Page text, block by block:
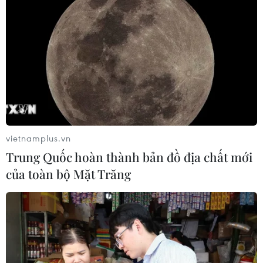
Thanh Hóa: Rác và chất thải bủa
vây dọc bờ biển xã Hải Hà
13/12/2017 02:35
Hải Hà là một trong những xã nằm ven biển thuộc
huyện Tĩnh Gia có rất nhiều thuận lợi phát triển về kinh
vietnamplus.vn
Trung Quốc hoàn thành bản đồ địa chất mới
của toàn bộ Mặt Trăng